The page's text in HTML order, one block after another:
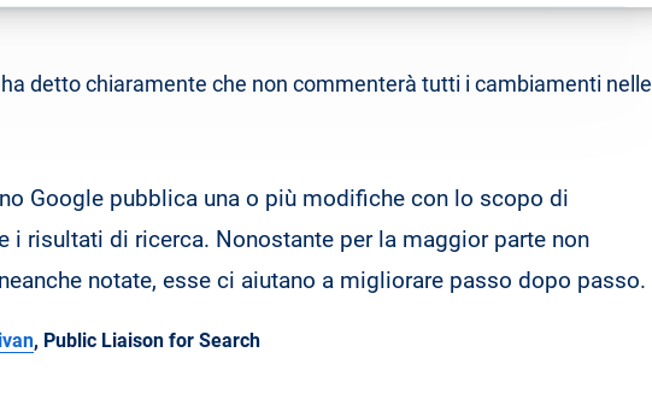
detto chiaramente che non commenterà tutti i cambiamenti nelle
Google pubblica una o più modifiche con lo scopo di
i risultati di ricerca. Nonostante per la maggior parte non
notate, esse ci aiutano a migliorare passo dopo passo.
, Public Liaison for Search